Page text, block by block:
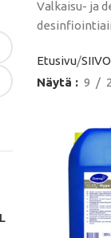
Valkaisu- ja
Etusivu
Näytä
9